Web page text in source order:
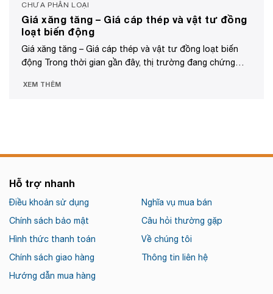
CHƯA PHÂN LOẠI
Giá xăng tăng – Giá cáp thép và vật tư đồng
loạt biến động
Giá xăng tăng – Giá cáp thép và vật tư đồng loạt biến
động Trong thời gian gần đây, thị trường đang chứng
XEM THÊM
Hỗ trợ nhanh
Điều khoản sử dụng
Chính sách bảo mật
Hình thức thanh toán
Chính sách giao hàng
Hướng dẫn mua hàng
Nghĩa vụ mua bán
Câu hỏi thường gặp
Về chúng tôi
Thông tin liên hệ